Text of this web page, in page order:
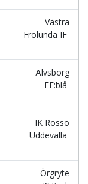
Västra
Frölunda IF
Älvsborg
FF:blå
IK Rössö
Uddevalla
Örgryte